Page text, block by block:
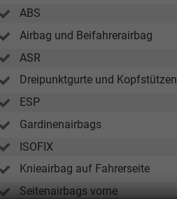
ABS
Airbag und Beifahrerairbag
ASR
Dreipunktgurte und Kopfstützen
ESP
Gardinenairbags
ISOFIX
Knieairbag auf Fahrerseite
Seitenairbags vorne